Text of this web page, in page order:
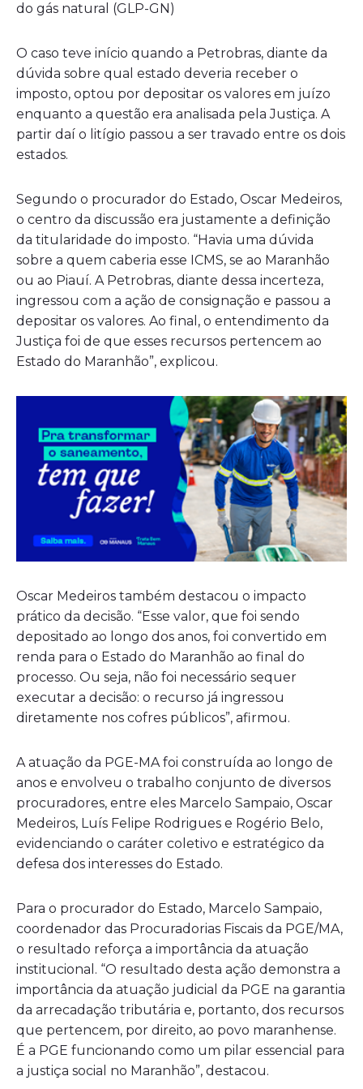
do gás natural (GLP-GN)
O caso teve início quando a Petrobras, diante da
dúvida sobre qual estado deveria receber o
imposto, optou por depositar os valores em juízo
enquanto a questão era analisada pela Justiça. A
partir daí o litígio passou a ser travado entre os dois
estados.
Segundo o procurador do Estado, Oscar Medeiros,
o centro da discussão era justamente a definição
da titularidade do imposto. “Havia uma dúvida
sobre a quem caberia esse ICMS, se ao Maranhão
ou ao Piauí. A Petrobras, diante dessa incerteza,
ingressou com a ação de consignação e passou a
depositar os valores. Ao final, o entendimento da
Justiça foi de que esses recursos pertencem ao
Estado do Maranhão”, explicou.
Oscar Medeiros também destacou o impacto
prático da decisão. “Esse valor, que foi sendo
depositado ao longo dos anos, foi convertido em
renda para o Estado do Maranhão ao final do
processo. Ou seja, não foi necessário sequer
executar a decisão: o recurso já ingressou
diretamente nos cofres públicos”, afirmou.
A atuação da PGE-MA foi construída ao longo de
anos e envolveu o trabalho conjunto de diversos
procuradores, entre eles Marcelo Sampaio, Oscar
Medeiros, Luís Felipe Rodrigues e Rogério Belo,
evidenciando o caráter coletivo e estratégico da
defesa dos interesses do Estado.
Para o procurador do Estado, Marcelo Sampaio,
coordenador das Procuradorias Fiscais da PGE/MA,
o resultado reforça a importância da atuação
institucional. “O resultado desta ação demonstra a
importância da atuação judicial da PGE na garantia
da arrecadação tributária e, portanto, dos recursos
que pertencem, por direito, ao povo maranhense.
É a PGE funcionando como um pilar essencial para
a justiça social no Maranhão”, destacou.